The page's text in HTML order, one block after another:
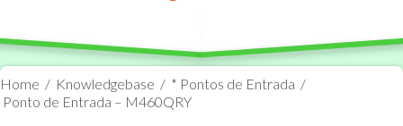
Home / Knowledgebase / * Pontos de Entrada /
Ponto de Entrada – M460QRY